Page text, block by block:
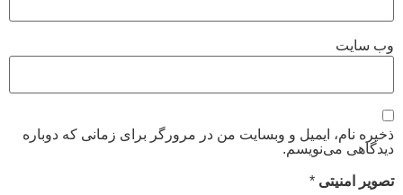
وب‌ سایت
ذخیره نام، ایمیل و وبسایت من در مرورگر برای زمانی که دوباره
دیدگاهی می‌نویسم.
تصویر امنیتی *